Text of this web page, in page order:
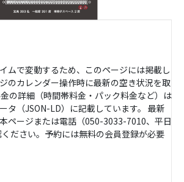
ムで変動するため、このページには掲載し
のカレンダー操作時に最新の空き状況を取
の詳細（時間帯料金・パック料金など）は
タ（JSON-LD）に記載しています。 最新
ページまたは電話（050-3033-7010、平日
ださい。予約には無料の会員登録が必要